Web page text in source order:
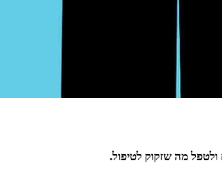
מה שזקוק לטיפול.